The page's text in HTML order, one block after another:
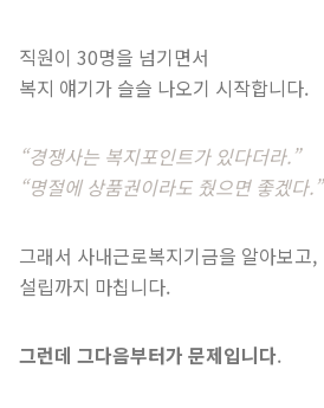
직원이 30명을 넘기면서
복지 얘기가 슬슬 나오기 시작합니다.
“경쟁사는 복지포인트가 있다더라.”
“명절에 상품권이라도 줬으면 좋겠다.”
그래서 사내근로복지기금을 알아보고,
설립까지 마칩니다.
그런데 그다음부터가 문제입니다.